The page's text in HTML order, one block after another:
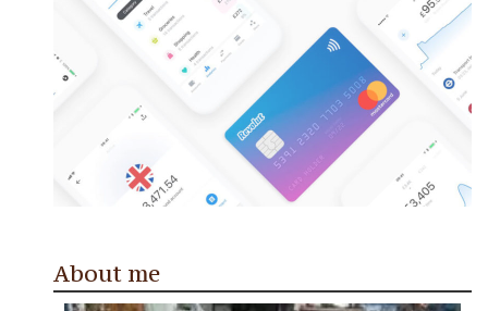
About me